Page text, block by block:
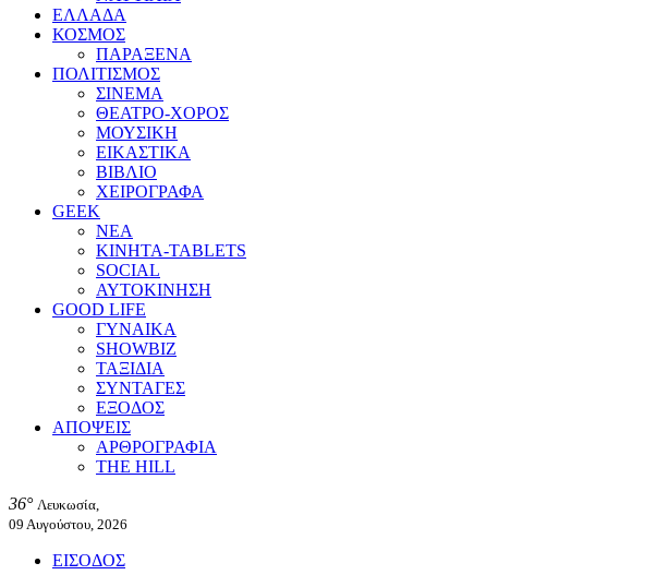
ΕΛΛΑΔΑ
ΚΟΣΜΟΣ
ΠΑΡΑΞΕΝΑ
ΠΟΛΙΤΙΣΜΟΣ
ΣΙΝΕΜΑ
ΘΕΑΤΡΟ-ΧΟΡΟΣ
ΜΟΥΣΙΚΗ
ΕΙΚΑΣΤΙΚΑ
ΒΙΒΛΙΟ
ΧΕΙΡΟΓΡΑΦΑ
GEEK
ΝΕΑ
ΚΙΝΗΤΑ-TABLETS
SOCIAL
ΑΥΤΟΚΙΝΗΣΗ
GOOD LIFE
ΓΥΝΑΙΚΑ
SHOWBIZ
ΤΑΞΙΔΙΑ
ΣΥΝΤΑΓΕΣ
ΕΞΟΔΟΣ
ΑΠΟΨΕΙΣ
ΑΡΘΡΟΓΡΑΦΙΑ
THE HILL
36° Λευκωσία,
09 Αυγούστου, 2026
ΕΙΣΟΔΟΣ